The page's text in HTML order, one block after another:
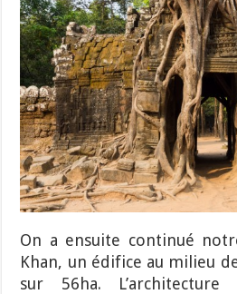
On a ensuite continué
Khan, un édifice au milieu
sur 56ha.